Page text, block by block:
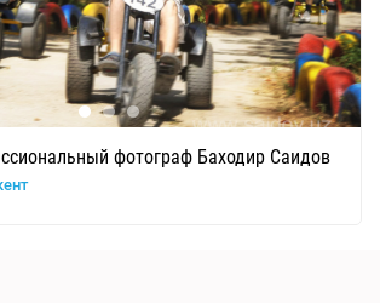
фотограф Баходир Саидов